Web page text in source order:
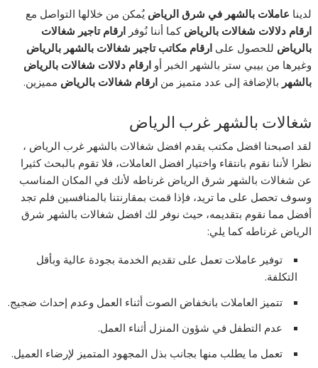
لدينا عاملات بالشهر في شرق الرياضيُمكن من خلالها التواصل مع
ارقام دلالات شغالات بالرياضكما أننا نُوفر ارقام تاجير شغالات
بالرياض للحصول علىارقام مكاتب تاجير شغالات بالشهر بالرياض
وغيرها من بيبي ستر بالشهر الخبر أوارقام دلالات شغالات بالرياض
بالشهر بالإضافة إلى عدد متميز منارقام شغالات بالرياض مميزين.
شغالات بالشهر غرب الرياض
لقد اصبحنا افضل مكتب يقدم افضل شغالات بالشهر غرب الرياض ،
نظرا لأننا نقوم بانتقاء واختيار افضل العاملات، فلا تقوم بالبحث كثيرا
عن شغالات بالشهر شرق الرياض غرناطه لأنك في المكان المناسب
وسوف تحصل على ما تريد، فإذا قمت بمقارنتنا بالمنافسين فلم تجد
أفضل مما نقوم بتقديمه، حيث نوفر لك افضل شغالات بالشهر شرق
الرياض غرناطه كما يلي:
توفير عاملات تعمل على تقديم الخدمة بجودة عالية وبأقل
التكلفة.
تتميز العاملات بانخفاض الصوت أثناء العمل وعدم إحداث ضجيج.
عدم التطفل في شؤون المنزل أثناء العمل.
تعمل ما يطلب منها بجانب بذل المجهود المتميز لإرضاء العميل.